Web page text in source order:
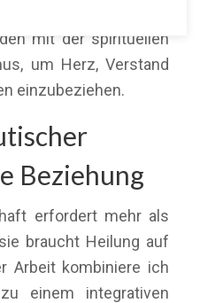
mit der spirituellen
um Herz, Verstand
einzubeziehen.
Beziehung
erfordert mehr als
braucht Heilung auf
Arbeit kombiniere ich
einem integrativen